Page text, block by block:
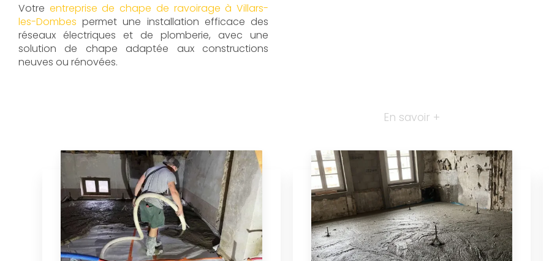
Votre entreprise de chape de ravoirage à Villars-
les-Dombes permet une installation efficace des
réseaux électriques et de plomberie, avec une
solution de chape adaptée aux constructions
neuves ou rénovées.
En savoir +